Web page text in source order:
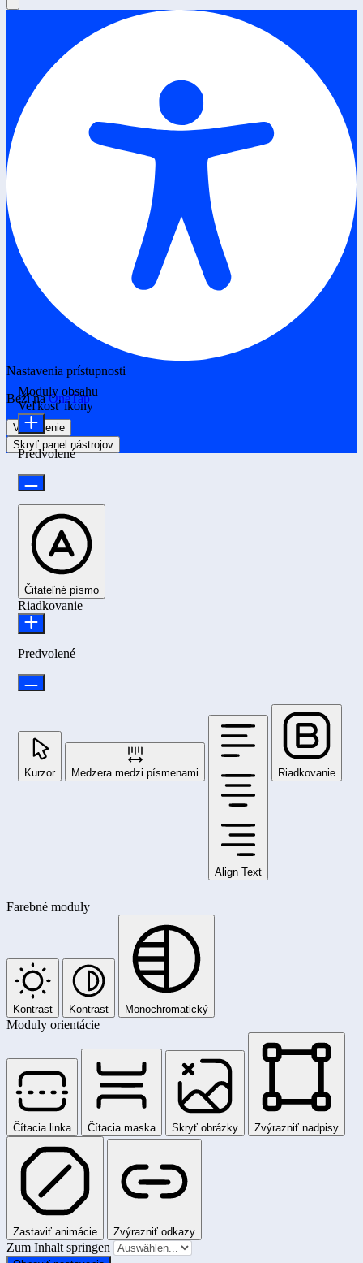
Nastavenia prístupnosti
Beží naOneTap
Vyhlásenie
Skryť panel nástrojov
Moduly obsahu
Veľkosť ikony
Predvolené
Čitateľné písmo
Riadkovanie
Predvolené
Kurzor Medzera medzi písmenami
Align Text
Riadkovanie
Farebné moduly
Kontrast Kontrast Monochromatický
Moduly orientácie
Čítacia linka Čítacia maska Skryť obrázky Zvýrazniť nadpisy
Zastaviť animácie Zvýrazniť odkazy
Zum Inhalt springen